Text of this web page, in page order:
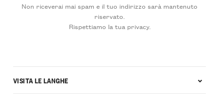
Non riceverai mai spam e il tuo indirizzo sarà mantenuto
riservato.
Rispettiamo la tua privacy.
VISITA LE LANGHE